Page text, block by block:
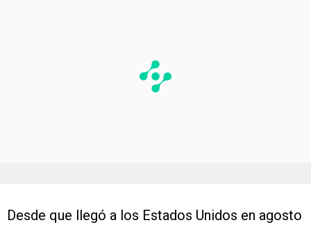
Desde que llegó a los Estados Unidos en agosto